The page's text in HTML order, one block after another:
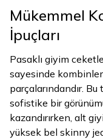
Mükemmel
İpuçları
Pasaklı giyim
sayesinde
parçalarındandır.
sofistike bir
kazandırırken, alt
yüksek bel skinny